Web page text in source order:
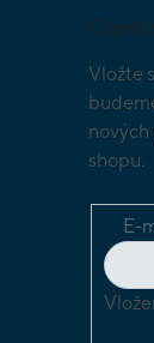
Vložte
shopu.
E-